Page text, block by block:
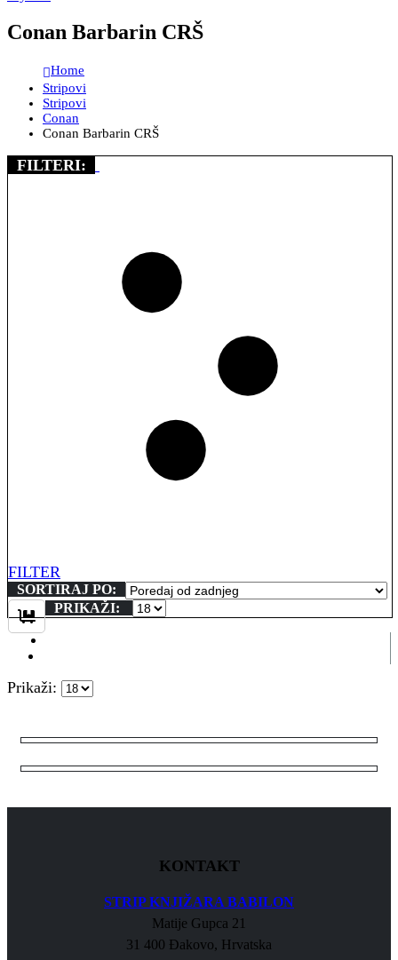
Conan Barbarin CRŠ
Home
Stripovi
Stripovi
Conan
Conan Barbarin CRŠ
FILTERI:
FILTER
SORTIRAJ PO:
PRIKAŽI:
Prikaži:
KONTAKT
STRIP KNJIŽARA BABILON
Matije Gupca 21
31 400 Đakovo, Hrvatska